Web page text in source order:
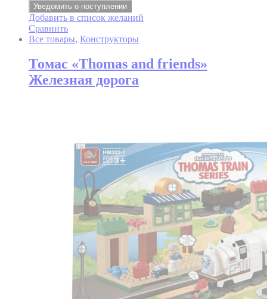
Уведомить о поступлении
Добавить в список желаний
Сравнить
Все товары, Конструкторы
Томас «Thomas and friends»
Железная дорога